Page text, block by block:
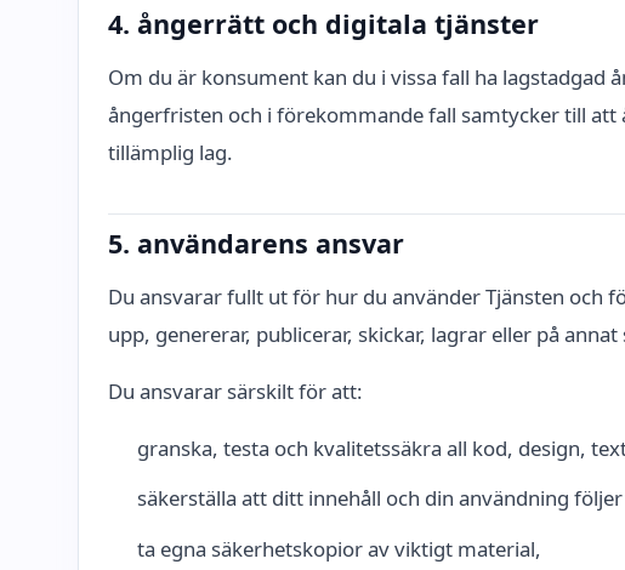
4. ångerrätt och digitala tjänster
Om du är konsument kan du i vissa fall ha
ångerfristen och i förekommande fall samtycker till
tillämplig lag.
5. användarens ansvar
Du ansvarar fullt ut för hur du använder Tjänsten och
upp, genererar, publicerar, skickar, lagrar eller på
Du ansvarar särskilt för att:
granska, testa och kvalitetssäkra all kod, design,
säkerställa att ditt innehåll och din användning
ta egna säkerhetskopior av viktigt material,